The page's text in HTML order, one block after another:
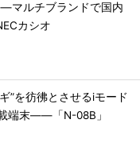
マルチブランドで国内
カシオ
”を彷彿とさせるiモード
端末――「N-08B」